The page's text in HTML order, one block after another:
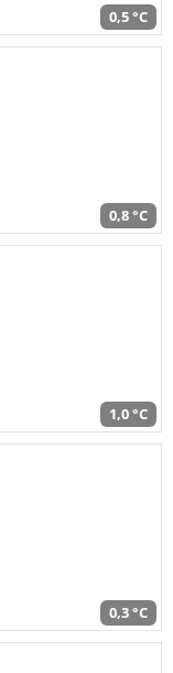
0,5 °C
0,8 °C
1,0 °C
0,3 °C